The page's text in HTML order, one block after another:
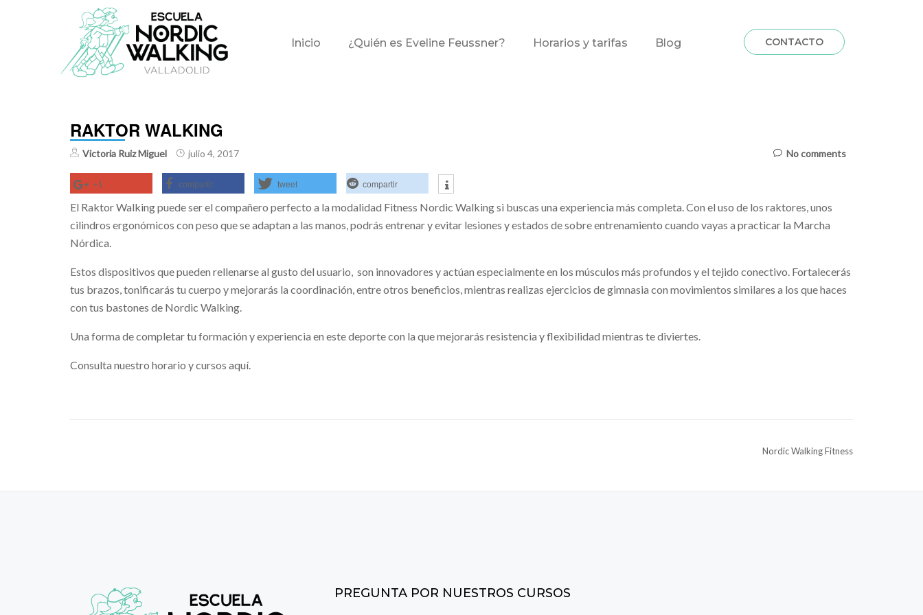
Inicio ¿Quién es Eveline Feussner? Horarios y tarifas Blog CONTACTO
RAKTOR WALKING
Victoria Ruiz Miguel julio 4, 2017 No comments
+1 compartir tweet compartir
El Raktor Walking puede ser el compañero perfecto a la modalidad Fitness Nordic Walking si buscas una experiencia más completa. Con el uso de los raktores, unos
cilindros ergonómicos con peso que se adaptan a las manos, podrás entrenar y evitar lesiones y estados de sobre entrenamiento cuando vayas a practicar la Marcha
Nórdica.
Estos dispositivos que pueden rellenarse al gusto del usuario, son innovadores y actúan especialmente en los músculos más profundos y el tejido conectivo. Fortalecerás
tus brazos, tonificarás tu cuerpo y mejorarás la coordinación, entre otros beneficios, mientras realizas ejercicios de gimnasia con movimientos similares a los que haces
con tus bastones de Nordic Walking.
Una forma de completar tu formación y experiencia en este deporte con la que mejorarás resistencia y flexibilidad mientras te diviertes.
Consulta nuestro horario y cursos aquí.
Nordic Walking Fitness
PREGUNTA POR NUESTROS CURSOS